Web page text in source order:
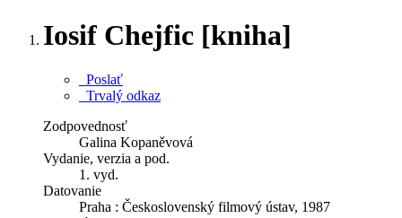
Iosif Chejfic [kniha]
Poslať
Trvalý odkaz
Zodpovednosť
Galina Kopaněvová
Vydanie, verzia a pod.
1. vyd.
Datovanie
Praha : Československý filmový ústav, 1987